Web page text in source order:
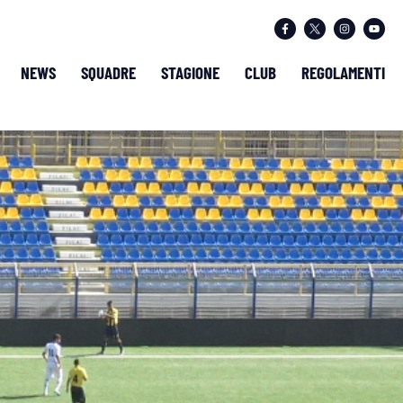
NEWS SQUADRE STAGIONE CLUB REGOLAMENTI